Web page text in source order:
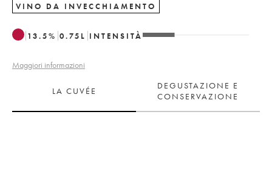
VINO DA INVECCHIAMENTO
13.5% 0.75 L INTENSITÀ
Maggiori informazioni
LA CUVÉE
DEGUSTAZIONE E
CONSERVAZIONE